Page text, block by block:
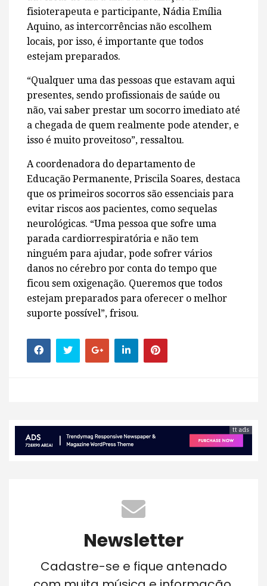
fisioterapeuta e participante, Nádia Emília
Aquino, as intercorrências não escolhem
locais, por isso, é importante que todos
estejam preparados.
“Qualquer uma das pessoas que estavam aqui
presentes, sendo profissionais de saúde ou
não, vai saber prestar um socorro imediato até
a chegada de quem realmente pode atender, e
isso é muito proveitoso”, ressaltou.
A coordenadora do departamento de
Educação Permanente, Priscila Soares, destaca
que os primeiros socorros são essenciais para
evitar riscos aos pacientes, como sequelas
neurológicas. “Uma pessoa que sofre uma
parada cardiorrespiratória e não tem
ninguém para ajudar, pode sofrer vários
danos no cérebro por conta do tempo que
ficou sem oxigenação. Queremos que todos
estejam preparados para oferecer o melhor
suporte possível”, frisou.
tt ads
Newsletter
Cadastre-se e fique antenado